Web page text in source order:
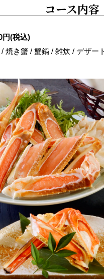
コース内容
円(税込)
焼き蟹 / 蟹鍋 / 雑炊 / デザー